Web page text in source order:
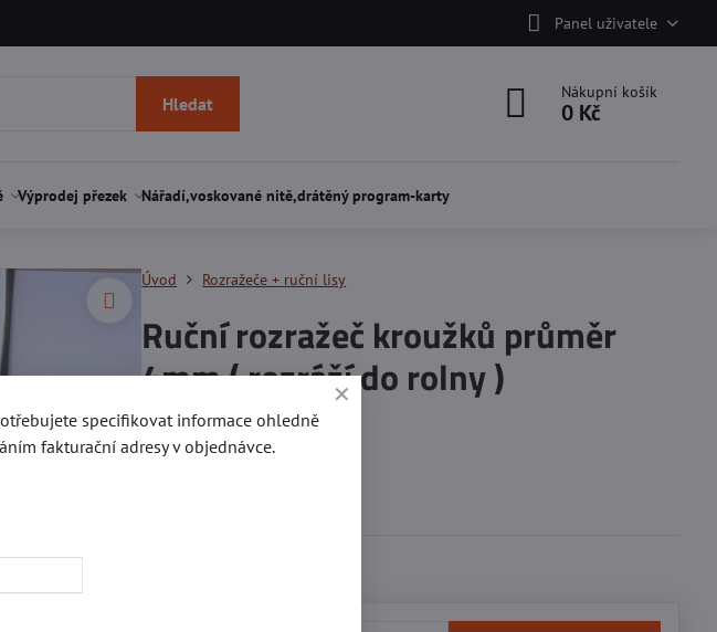
Panel uživatele
Hledat
Nákupní košík
0 Kč
Výprodej přezek Nářadí,voskované nitě,drátěný program-karty
Úvod Rozražeče + ruční lisy
Ruční rozražeč kroužků průměr
4mm ( rozráží do rolny )
Hodnocení
specifikovat informace ohledně
fakturační adresy v objednávce.